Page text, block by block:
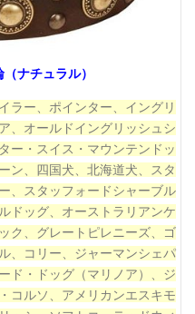
ナチュラル）
ラー、ポインター、イングリ
、オールドイングリッシュシ
ー・スイス・マウンテンドッ
ン、
四国犬、北海道犬 、スタ
、スタッフォードシャーブル
ドッグ、オーストラリアンケ
ク、グレートピレニーズ、ゴ
、コリー、ジャーマンシェパ
ド・ドッグ（マリノア）、ジ
コルソ
、アメリカンエスキモ